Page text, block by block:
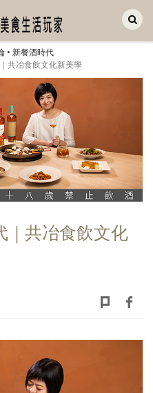
• 新餐酒時代
共冶食飲文化新美學
｜共冶食飲文化